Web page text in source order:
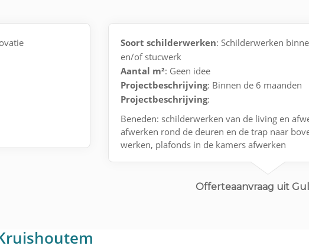
Soort schilderwerken: Schilderwerken
en/of stucwerk
Aantal m²: Geen idee
Projectbeschrijving: Binnen de 6 maanden
Projectbeschrijving:
Beneden: schilderwerken van de living en
afwerken rond de deuren en de trap naar
werken, plafonds in de kamers afwerken
Offerteaanvraag uit